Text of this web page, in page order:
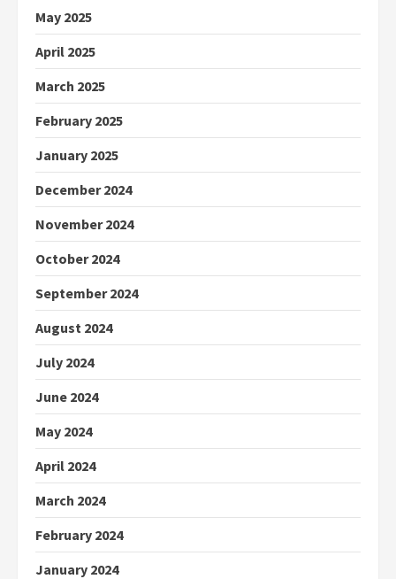
May 2025
April 2025
March 2025
February 2025
January 2025
December 2024
November 2024
October 2024
September 2024
August 2024
July 2024
June 2024
May 2024
April 2024
March 2024
February 2024
January 2024